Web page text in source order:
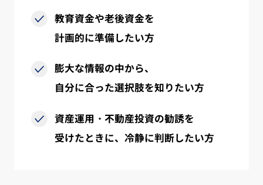
教育資金や老後資金を
計画的に準備したい方
膨大な情報の中から、
自分に合った選択肢を知りたい方
資産運用・不動産投資の勧誘を
受けたときに、冷静に判断したい方